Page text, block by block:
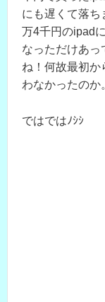
にも遅くて落ち
万4千円のipad
なっただけあっ
ね！何故最初か
わなかったのか
ではではﾉｼｼ